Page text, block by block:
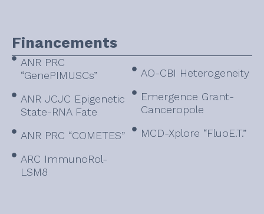
Financements
ANR PRC
“GenePIMUSCs”
ANR JCJC Epigenetic
State-RNA Fate
ANR PRC “COMETES”
ARC ImmunoRol-
LSM8
AO-CBI Heterogeneity
Emergence Grant-
Canceropole
MCD-Xplore “FluoE.T.”